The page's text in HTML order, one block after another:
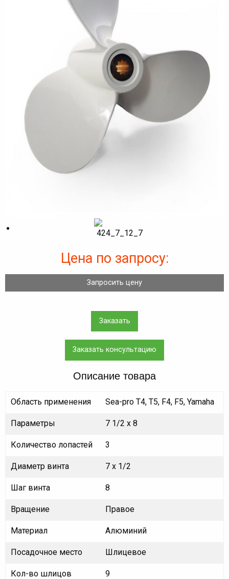
Цена по запросу:
Запросить цену
Заказать
Заказать консультацию
Описание товара
Область применения Sea-pro T4, T5, F4, F5, Yamaha
Параметры 7 1/2 x 8
Количество лопастей 3
Диаметр винта 7 x 1/2
Шаг винта 8
Вращение Правое
Материал Алюминий
Посадочное место Шлицевое
Кол-во шлицов 9